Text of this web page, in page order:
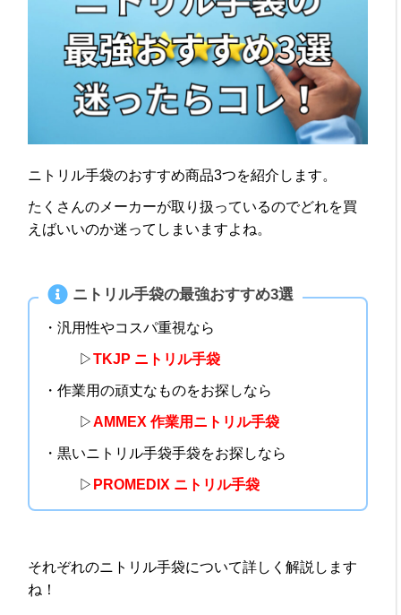
ニトリル手袋のおすすめ商品3つを紹介します。
たくさんのメーカーが取り扱っているのでどれを買
えばいいのか迷ってしまいますよね。
ニトリル手袋の最強おすすめ3選
・汎用性やコスパ重視なら
▷TKJP ニトリル手袋
・作業用の頑丈なものをお探しなら
▷AMMEX 作業用ニトリル手袋
・黒いニトリル手袋手袋をお探しなら
▷ PROMEDIX ニトリル手袋
それぞれのニトリル手袋について詳しく解説します
ね！